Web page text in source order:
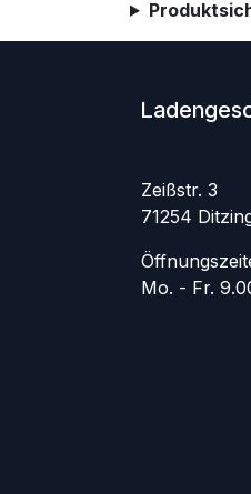
Zeißstr. 3
71254
Mo. - Fr.